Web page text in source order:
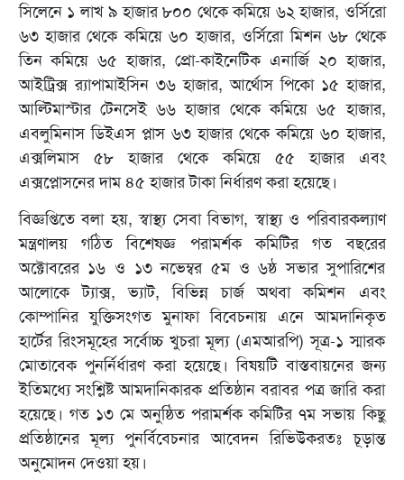
সিলেনে ১ লাখ ৯ হাজার ৮০০ থেকে কমিয়ে ৬২ হাজার, ওর্সিরো
৬৩ হাজার থেকে কমিয়ে ৬০ হাজার, ওর্সিরো মিশন ৬৮ থেকে
তিন কমিয়ে ৬৫ হাজার, প্রো-কাইনেটিক এনার্জি ২০ হাজার,
আইট্রিক্স র‌্যাপামাইসিন ৩৬ হাজার, আর্থোস পিকো ১৫ হাজার,
আল্টিমাস্টার টেনসেই ৬৬ হাজার থেকে কমিয়ে ৬৫ হাজার,
এবলুমিনাস ডিইএস প্লাস ৬৩ হাজার থেকে কমিয়ে ৬০ হাজার,
এক্সলিমাস ৫৮ হাজার থেকে কমিয়ে ৫৫ হাজার এবং
এক্সপ্লোসনের দাম ৪৫ হাজার টাকা নির্ধারণ করা হয়েছে।
বিজ্ঞপ্তিতে বলা হয়, স্বাস্থ্য সেবা বিভাগ, স্বাস্থ্য ও পরিবারকল্যাণ
মন্ত্রণালয় গঠিত বিশেষজ্ঞ পরামর্শক কমিটির গত বছরের
অক্টোবরের ১৬ ও ১৩ নভেম্বর ৫ম ও ৬ষ্ঠ সভার সুপারিশের
আলোকে ট্যাক্স, ভ্যাট, বিভিন্ন চার্জ অথবা কমিশন এবং
কোম্পানির যুক্তিসংগত মুনাফা বিবেচনায় এনে আমদানিকৃত
হার্টের রিংসমূহের সর্বোচ্চ খুচরা মূল্য (এমআরপি) সূত্র-১ স্মারক
মোতাবেক পুনর্নির্ধারণ করা হয়েছে। বিষয়টি বাস্তবায়নের জন্য
ইতিমধ্যে সংশ্লিষ্ট আমদানিকারক প্রতিষ্ঠান বরাবর পত্র জারি করা
হয়েছে। গত ১৩ মে অনুষ্ঠিত পরামর্শক কমিটির ৭ম সভায় কিছু
প্রতিষ্ঠানের মূল্য পুনর্বিবেচনার আবেদন রিভিউকরতঃ চূড়ান্ত
অনুমোদন দেওয়া হয়।